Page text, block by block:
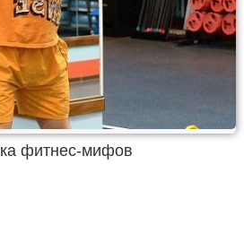
фитнес-мифов